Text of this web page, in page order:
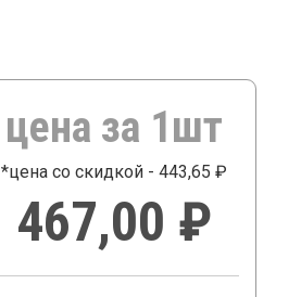
цена за 1шт
*цена со скидкой - 443,65 ₽
467,00 ₽